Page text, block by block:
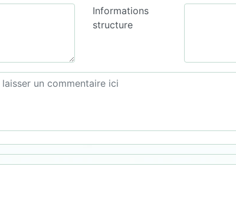
Informations
structure